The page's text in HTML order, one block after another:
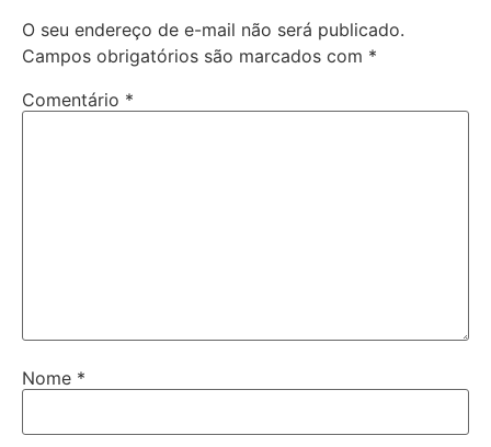
O seu endereço de e-mail não será publicado.
Campos obrigatórios são marcados com *
Comentário *
Nome *